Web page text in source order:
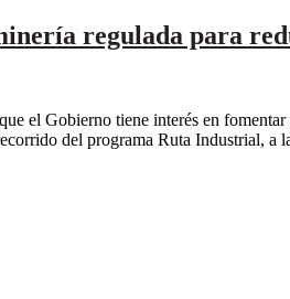
regulada para
Gobierno tiene interés en fomentar
del programa Ruta Industrial,